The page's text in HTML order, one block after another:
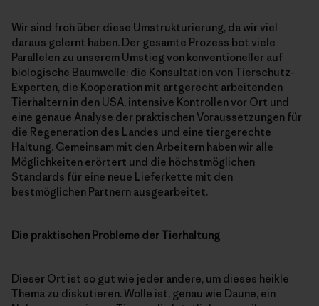
Wir sind froh über diese Umstrukturierung, da wir viel
daraus gelernt haben. Der gesamte Prozess bot viele
Parallelen zu unserem Umstieg von konventioneller auf
biologische Baumwolle: die Konsultation von Tierschutz-
Experten, die Kooperation mit artgerecht arbeitenden
Tierhaltern in den USA, intensive Kontrollen vor Ort und
eine genaue Analyse der praktischen Voraussetzungen für
die Regeneration des Landes und eine tiergerechte
Haltung. Gemeinsam mit den Arbeitern haben wir alle
Möglichkeiten erörtert und die höchstmöglichen
Standards für eine neue Lieferkette mit den
bestmöglichen Partnern ausgearbeitet.
Die praktischen Probleme der Tierhaltung
Dieser Ort ist so gut wie jeder andere, um dieses heikle
Thema zu diskutieren. Wolle ist, genau wie Daune, ein